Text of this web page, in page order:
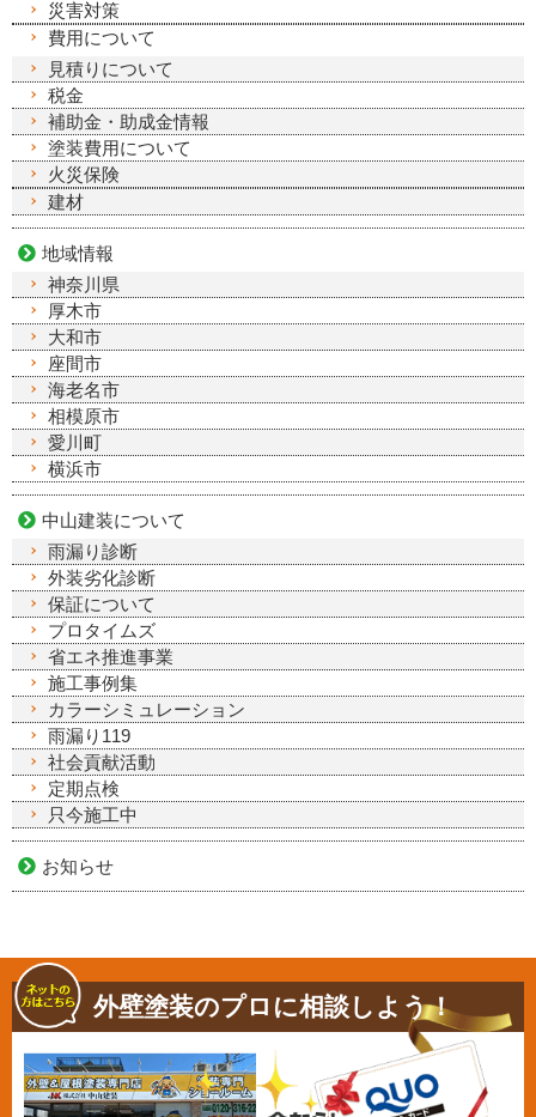
災害対策
費用について
見積りについて
税金
補助金・助成金情報
塗装費用について
火災保険
建材
地域情報
神奈川県
厚木市
大和市
座間市
海老名市
相模原市
愛川町
横浜市
中山建装について
雨漏り診断
外装劣化診断
保証について
プロタイムズ
省エネ推進事業
施工事例集
カラーシミュレーション
雨漏り119
社会貢献活動
定期点検
只今施工中
お知らせ
外壁塗装のプロに相談しよう！